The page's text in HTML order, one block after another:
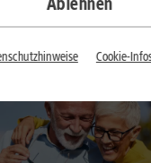
Cookie-